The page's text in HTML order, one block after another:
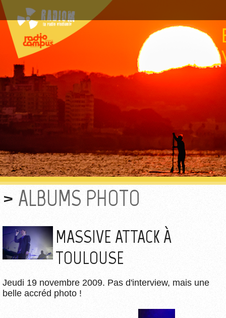
ALBUMS PHOTO
MASSIVE ATTACK À
TOULOUSE
Jeudi 19 novembre 2009. Pas d'interview, mais une
belle accréd photo !